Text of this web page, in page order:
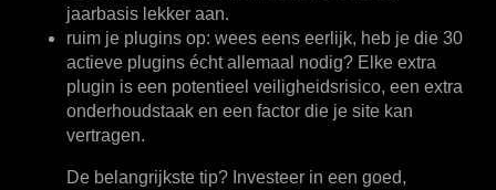
jaarbasis lekker aan.
ruim je plugins op: wees eens eerlijk, heb je die 30
actieve plugins écht allemaal nodig? Elke extra
plugin is een potentieel veiligheidsrisico, een extra
onderhoudstaak en een factor die je site kan
vertragen.
De belangrijkste tip? Investeer in een goed,